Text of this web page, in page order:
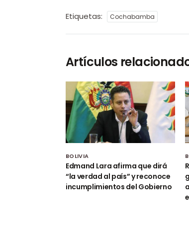
Etiquetas: Cochabamba
Artículos
BOLIVIA
Edmand Lara afirma que dirá
“la verdad al país” y reconoce
incumplimientos del Gobierno